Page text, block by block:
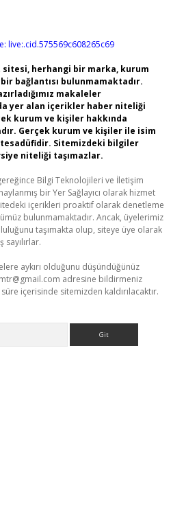
live:.cid.575569c608265c69
herhangi bir marka, kurum
bağlantısı bulunmamaktadır.
makaleler
yer alan içerikler haber niteliği
kurum ve kişiler hakkında
Gerçek kurum ve kişiler ile isim
Sitemizdeki bilgiler
niteliği taşımazlar.
Bilgi Teknolojileri ve İletişim
bir Yer Sağlayıcı olarak hizmet
içerikleri proaktif olarak denetleme
bulunmamaktadır. Ancak, üyelerimiz
taşımakta olup, siteye üye olarak
aykırı olduğunu düşündüğünüz
adresine bildirmeniz
içerisinde sitemizden kaldırılacaktır.